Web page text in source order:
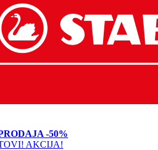
-50%
AKCIJA!